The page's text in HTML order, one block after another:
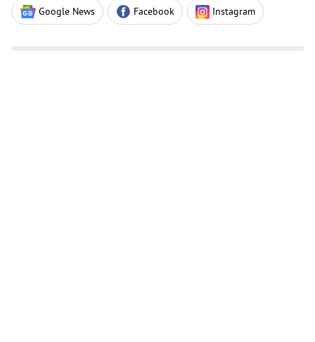
Google News Facebook Instagram